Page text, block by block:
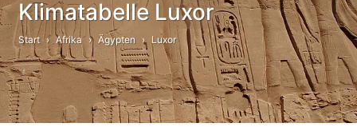
Klimatabelle Luxor
Start Afrika Ägypten Luxor